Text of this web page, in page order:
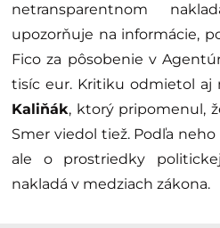
netransparentnom
upozorňuje na informácie,
Fico za pôsobenie v
tisíc eur. Kritiku odmietol aj
Kaliňák, ktorý pripomenul,
Smer viedol tiež. Podľa
ale o prostriedky
nakladá v medziach zákona.